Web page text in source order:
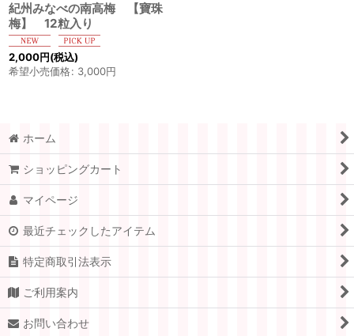
紀州みなべの南高梅 【寶珠
梅】 12粒入り
2,000円(税込)
希望小売価格: 3,000円
ホーム
ショッピングカート
マイページ
最近チェックしたアイテム
特定商取引法表示
ご利用案内
お問い合わせ